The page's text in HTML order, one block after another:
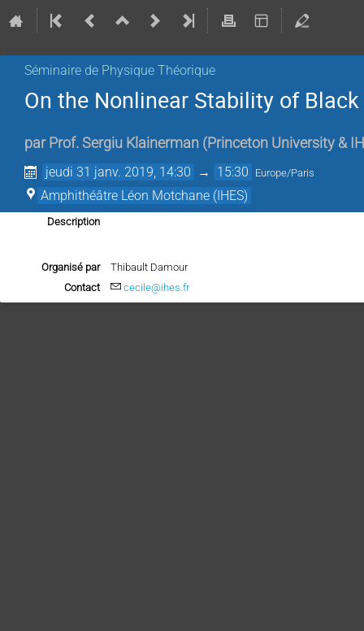
Séminaire de Physique Théorique
On the Nonlinear Stability of
par Prof. Sergiu Klainerman (Princeton University &
jeudi 31 janv. 2019, 14:30 → 15:30 Europe/Paris
Amphithéâtre Léon Motchane (IHES)
Description
Organisé par
Thibault Damour
Contact
cecile@ihes.fr